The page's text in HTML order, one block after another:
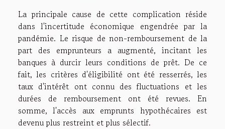
La principale cause de cette complication réside
dans l'incertitude économique engendrée par la
pandémie. Le risque de non-remboursement de la
part des emprunteurs a augmenté, incitant les
banques à durcir leurs conditions de prêt. De ce
fait, les critères d'éligibilité ont été resserrés, les
taux d'intérêt ont connu des fluctuations et les
durées de remboursement ont été revues. En
somme, l'accès aux emprunts hypothécaires est
devenu plus restreint et plus sélectif.